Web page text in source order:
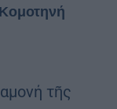
τῆς